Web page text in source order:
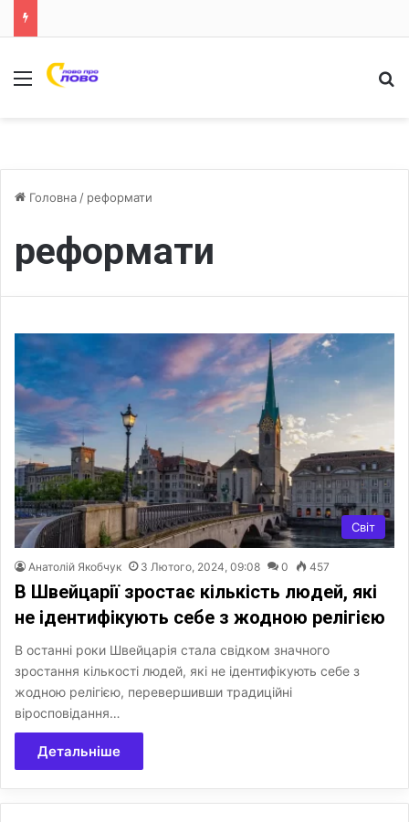
Меню
Головна / реформати
реформати
Світ
Анатолій Якобчук 3 Лютого, 2024, 09:08 0 457
В Швейцарії зростає кількість людей, які
не ідентифікують себе з жодною релігією
В останні роки Швейцарія стала свідком значного
зростання кількості людей, які не ідентифікують себе з
жодною релігією, перевершивши традиційні
віросповідання…
Детальніше